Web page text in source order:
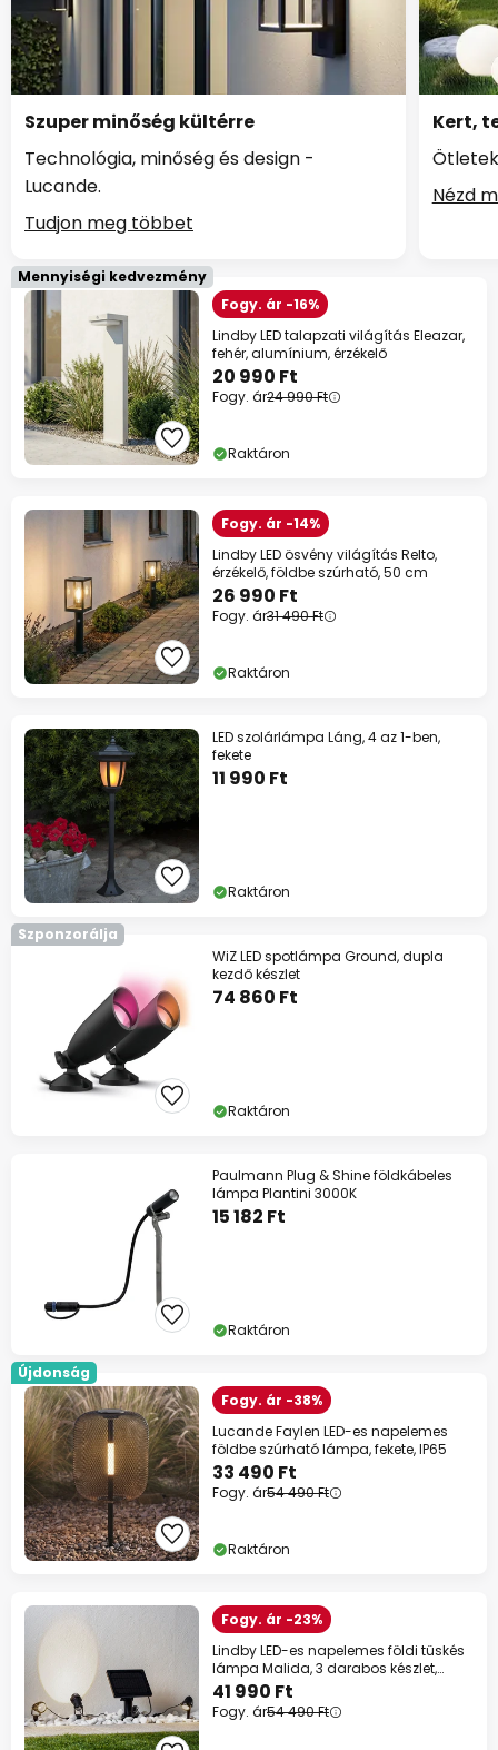
Szuper minőség kültérre
Technológia, minőség és design -
Lucande.
Tudjon meg többet
Kert,
Nézd
Mennyiségi kedvezmény
Fogy. ár -16%
Lindby LED talapzati világítás Eleazar,
fehér, alumínium, érzékelő
20 990 Ft
Fogy. ár24 990 Ft
Raktáron
Fogy. ár -14%
Lindby LED ösvény világítás Relto,
érzékelő, földbe szúrható, 50 cm
26 990 Ft
Fogy. ár31 490 Ft
Raktáron
LED szolárlámpa Láng, 4 az 1-ben,
fekete
11 990 Ft
Raktáron
Szponzorálja
WiZ LED spotlámpa Ground, dupla
kezdő készlet
74 860 Ft
Raktáron
Paulmann Plug & Shine földkábeles
lámpa Plantini 3000K
15 182 Ft
Raktáron
Újdonság
Fogy. ár -38%
Lucande Faylen LED-es napelemes
földbe szúrható lámpa, fekete, IP65
33 490 Ft
Fogy. ár54 490 Ft
Raktáron
Fogy. ár -23%
Lindby LED-es napelemes földi tüskés
lámpa Malida, 3 darabos készlet,
fekete
41 990 Ft
Fogy. ár54 490 Ft